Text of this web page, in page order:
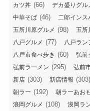
カツ丼 (66) デカ盛りグル
中華そば (46) 二郎インス
五所川原グルメ (98) 五所
八戸グルメ (77) 八戸ラン
八戸市食べ歩き (60) 弘前
弘前ラーメン (295) 弘前
新店 (303) 新店情報 (303)
朝ラー (192) 朝ラーあお
浪岡グルメ (108) 浪岡ラ